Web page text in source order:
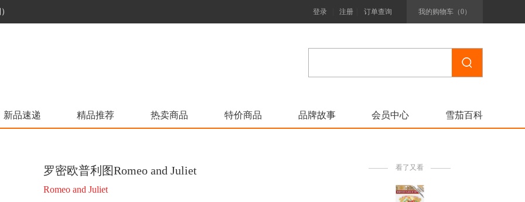
登录 注册 订单查询 我的购物车（0）
新品速递 精品推荐 热卖商品 特价商品 品牌故事 会员中心 雪茄百科
罗密欧普利图Romeo and Juliet
Romeo and Juliet
看了又看